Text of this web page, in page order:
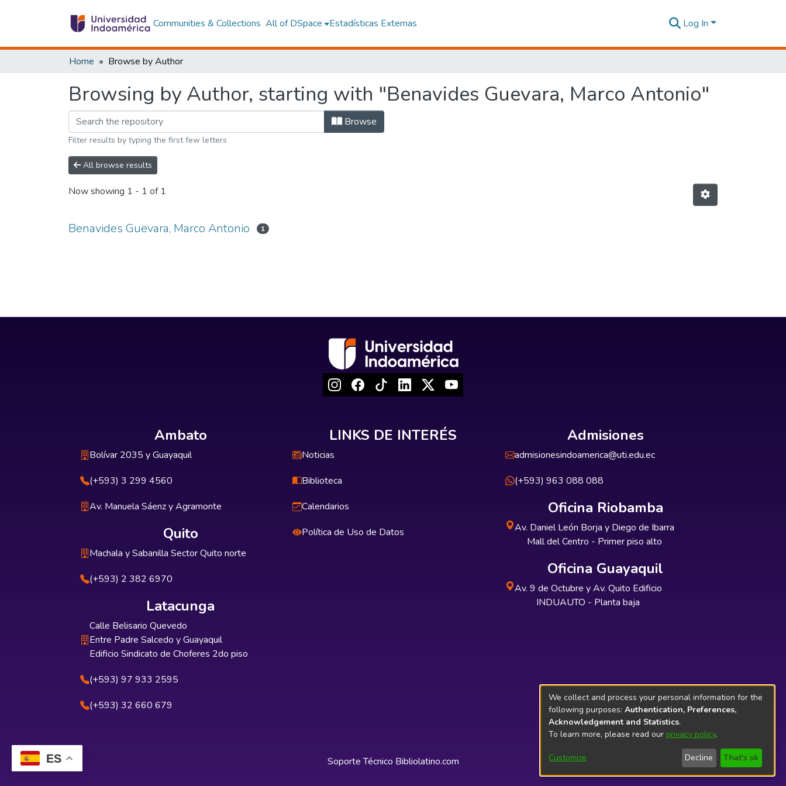
ES
Communities & Collections All of DSpace Estadísticas Externas Log In
Home Browse by Author
Browsing by Author, starting with "Benavides Guevara, Marco Antonio"
Browse
Filter results by typing the first few letters
All browse results
Now showing 1 - 1 of 1
Benavides Guevara, Marco Antonio 1
Ambato
Bolívar 2035 y Guayaquil
(+593) 3 299 4560
Av. Manuela Sáenz y Agramonte
Quito
Machala y Sabanilla Sector Quito norte
(+593) 2 382 6970
Latacunga
Calle Belisario Quevedo
Entre Padre Salcedo y Guayaquil
Edificio Sindicato de Choferes 2do piso
(+593) 97 933 2595
(+593) 32 660 679
LINKS DE INTERÉS
Noticias
Biblioteca
Calendarios
Política de Uso de Datos
Admisiones
admisionesindoamerica@uti.edu.ec
(+593) 963 088 088
Oficina Riobamba
Av. Daniel León Borja y Diego de Ibarra
Mall del Centro - Primer piso alto
Oficina Guayaquil
Av. 9 de Octubre y Av. Quito Edificio
INDUAUTO - Planta baja
Soporte Técnico Bibliolatino.com
We collect and process your personal information for the
following purposes: Authentication, Preferences,
Acknowledgement and Statistics.
To learn more, please read our privacy policy.
Customize Decline That's ok